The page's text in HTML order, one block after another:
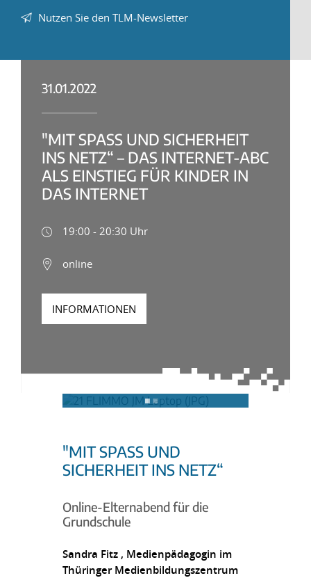
Nutzen Sie den TLM-Newsletter
31.01.2022
"MIT SPASS UND SICHERHEIT I
NS NETZ“ – DAS INTERNET-ABC A
LS EINSTIEG FÜR KINDER IN D
AS INTERNET
19:00 - 20:30 Uhr
online
INFORMATIONEN
"MIT SPASS UND S
ICHERHEIT INS NETZ“
Online-Elternabend für die
Grundschule
Sandra Fitz , Medienpädagogin im
Thüringer Medienbildungszentrum